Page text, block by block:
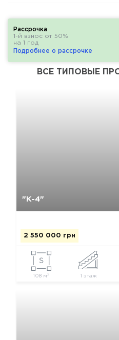
Рассрочка
1-й взнос от 50%
на 1 год
Подробнее о рассрочке
ВСЕ ТИПОВЫЕ
"К-4"
2 550 000 грн
108 м 2 1 этаж